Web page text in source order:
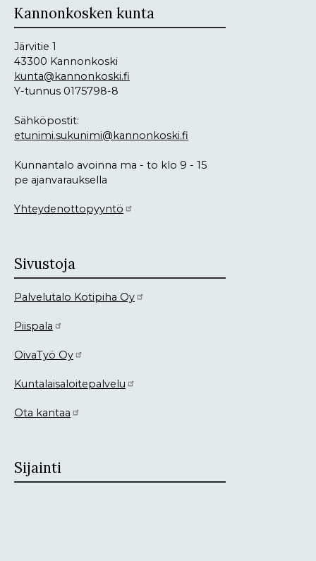
Kannonkosken kunta
Järvitie 1
43300 Kannonkoski
kunta@kannonkoski.fi
Y-tunnus 0175798-8
Sähköpostit:
etunimi.sukunimi@kannonkoski.fi
Kunnantalo avoinna ma - to klo 9 - 15
pe ajanvarauksella
Yhteydenottopyyntö
Sivustoja
Palvelutalo Kotipiha Oy
Piispala
OivaTyö Oy
Kuntalaisaloitepalvelu
Ota kantaa
Sijainti